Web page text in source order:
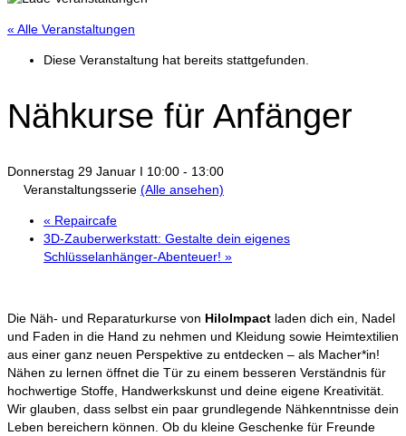
« Alle Veranstaltungen
Diese Veranstaltung hat bereits stattgefunden.
Nähkurse für Anfänger
Donnerstag 29 Januar I 10:00 - 13:00
Veranstaltungsserie (Alle ansehen)
« Repaircafe
3D-Zauberwerkstatt: Gestalte dein eigenes
Schlüsselanhänger-Abenteuer! »
Die Näh- und Reparaturkurse von HiloImpact laden dich ein, Nadel
und Faden in die Hand zu nehmen und Kleidung sowie Heimtextilien
aus einer ganz neuen Perspektive zu entdecken – als Macher*in!
Nähen zu lernen öffnet die Tür zu einem besseren Verständnis für
hochwertige Stoffe, Handwerkskunst und deine eigene Kreativität.
Wir glauben, dass selbst ein paar grundlegende Nähkenntnisse dein
Leben bereichern können. Ob du kleine Geschenke für Freunde